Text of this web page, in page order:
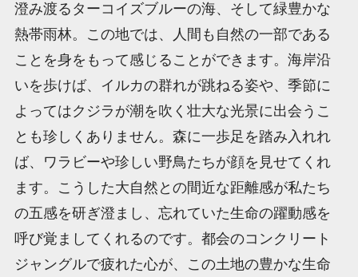
澄み渡るターコイズブルーの海、そして緑豊かな
熱帯雨林。この地では、人間も自然の一部である
ことを身をもって感じることができます。海岸沿
いを歩けば、イルカの群れが跳ねる姿や、季節に
よってはクジラが潮を吹く壮大な光景に出会うこ
とも珍しくありません。森に一歩足を踏み入れれ
ば、ワラビーや珍しい野鳥たちが顔を見せてくれ
ます。こうした大自然との間近な距離感が私たち
の五感を研ぎ澄まし、忘れていた生命の躍動感を
呼び覚ましてくれるのです。都会のコンクリート
ジャングルで疲れた心が、この土地の豊かな生命